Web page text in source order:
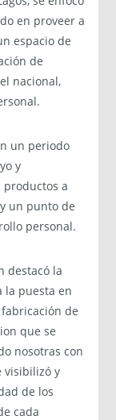
en proveer a
espacio de
de
nacional,
un periodo
y
productos a
un punto de
personal.
destacó la
la puesta en
de
que se
nosotras con
visibilizó y
de los
cada